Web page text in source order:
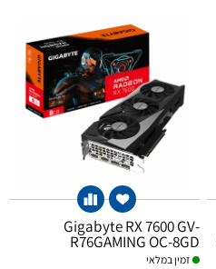
Gigabyte RX 7600 GV-
R76GAMING OC-8GD
זמין במלאי